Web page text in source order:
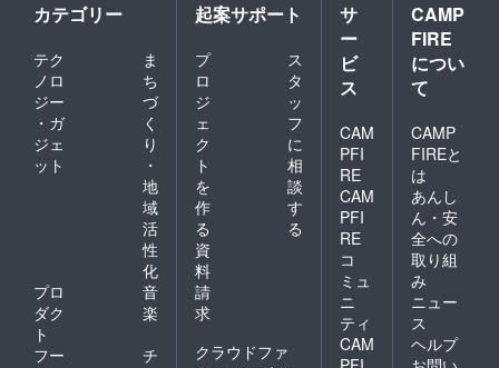
カテゴリー
テク
ノロ
ジー
・ガ
ジェ
ット
ま
ち
づ
く
り
・
地
域
活
性
化
プロ
ダク
ト
音
楽
フー
チ
起案サポート
プ
ロ
ジ
ェ
ク
ト
を
作
る
ス
タ
ッ
フ
に
相
談
す
る
資
料
請
求
クラウドファ
サ
ー
ビ
ス
CAM
PFI
RE
CAM
PFI
RE
コ
ミュ
ニ
ティ
CAM
CAMP
FIRE
につい
て
CAMP
FIREと
は
あんし
ん・安
全への
取り組
み
ニュー
ス
ヘルプ